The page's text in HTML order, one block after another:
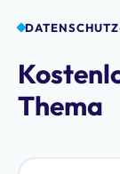
Thema